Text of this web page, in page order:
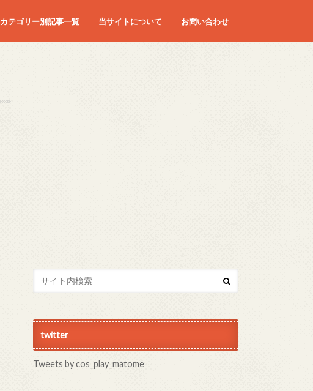
カテゴリー別記事一覧 当サイトについて お問い合わせ
twitter
Tweets by cos_play_matome